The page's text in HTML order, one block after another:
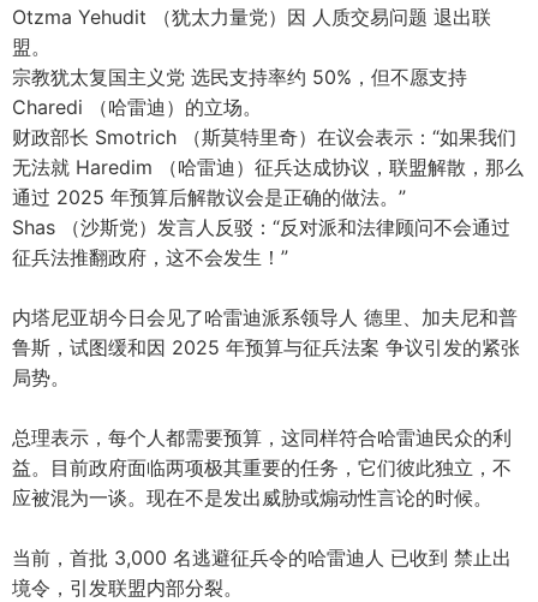
Otzma Yehudit （犹太力量党）因 人质交易问题 退出联
盟。
宗教犹太复国主义党 选民支持率约 50%，但不愿支持
Charedi （哈雷迪）的立场。
财政部长 Smotrich （斯莫特里奇）在议会表示：“如果我们
无法就 Haredim （哈雷迪）征兵达成协议，联盟解散，那么
通过 2025 年预算后解散议会是正确的做法。”
Shas （沙斯党）发言人反驳：“反对派和法律顾问不会通过
征兵法推翻政府，这不会发生！”
内塔尼亚胡今日会见了哈雷迪派系领导人 德里、加夫尼和普
鲁斯，试图缓和因 2025 年预算与征兵法案 争议引发的紧张
局势。
总理表示，每个人都需要预算，这同样符合哈雷迪民众的利
益。目前政府面临两项极其重要的任务，它们彼此独立，不
应被混为一谈。现在不是发出威胁或煽动性言论的时候。
当前，首批 3,000 名逃避征兵令的哈雷迪人 已收到 禁止出
境令，引发联盟内部分裂。